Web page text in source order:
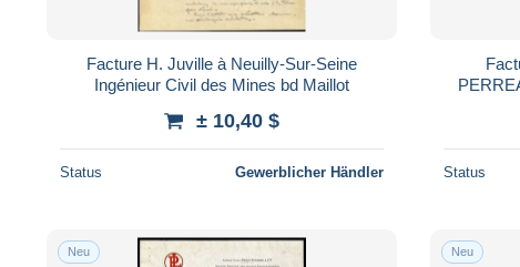
Facture H. Juville à Neuilly-Sur-Seine
Ingénieur Civil des Mines bd Maillot
± 10,40 $
Status Gewerblicher Händler Status
Neu Neu